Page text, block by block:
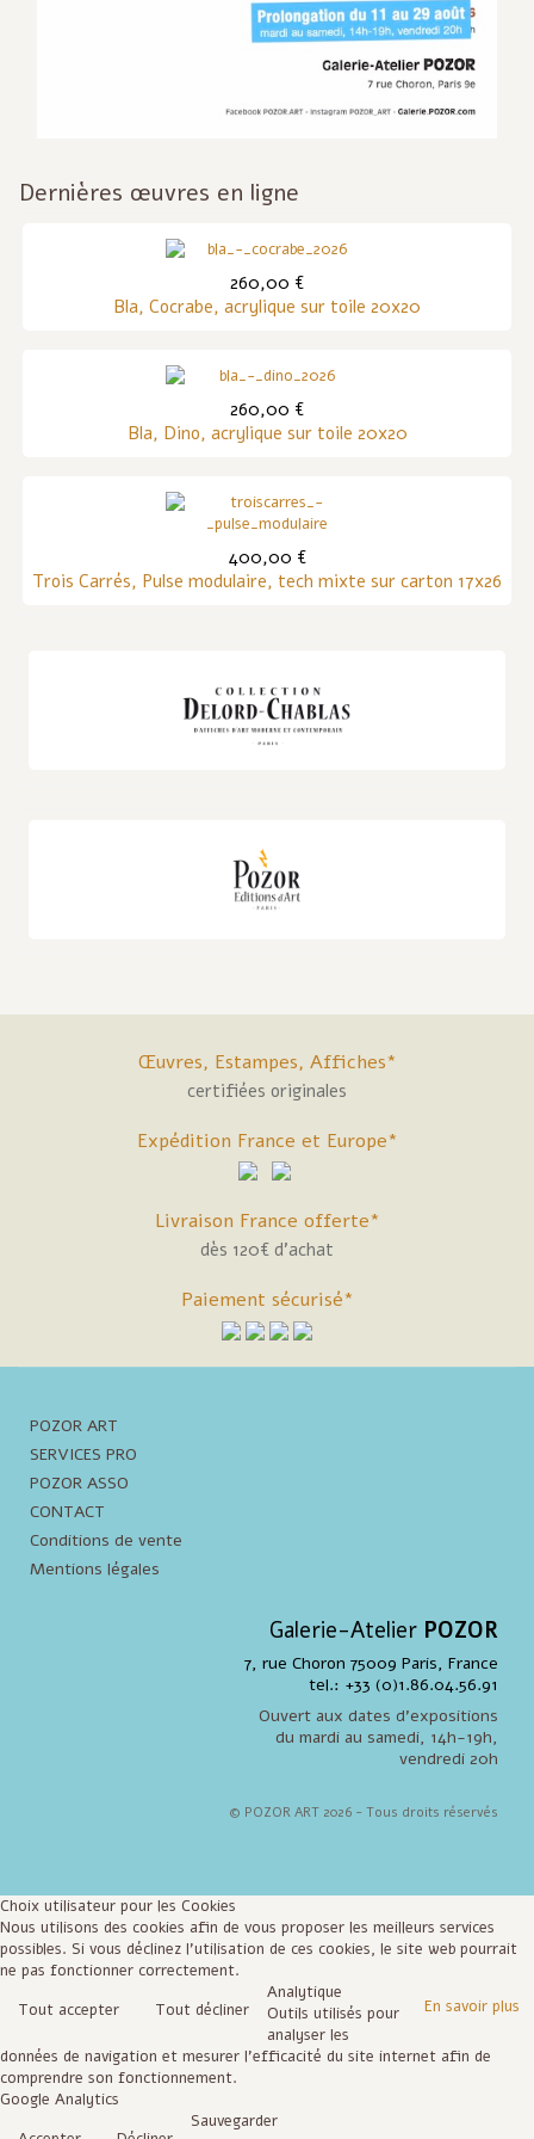
Dernières œuvres en ligne
260,00 €
Bla, Cocrabe, acrylique sur toile 20x20
260,00 €
Bla, Dino, acrylique sur toile 20x20
400,00 €
Trois Carrés, Pulse modulaire, tech mixte sur carton 17x26
Œuvres, Estampes, Affiches*
certifiées originales
Expédition France et Europe*
Livraison France offerte*
dès 120€ d'achat
Paiement sécurisé*
POZOR ART
SERVICES PRO
POZOR ASSO
CONTACT
Conditions de vente
Mentions légales
Galerie-Atelier POZOR
7, rue Choron 75009 Paris, France
tel.: +33 (0)1.86.04.56.91
Ouvert aux dates d'expositions
du mardi au samedi, 14h-19h,
vendredi 20h
© POZOR ART 2026 - Tous droits réservés
Choix utilisateur pour les Cookies
Nous utilisons des cookies afin de vous proposer les meilleurs services
possibles. Si vous déclinez l'utilisation de ces cookies, le site web pourrait
ne pas fonctionner correctement.
Tout accepter
Tout décliner En savoir plus
Analytique
Outils utilisés pour
analyser les
données de navigation et mesurer l'efficacité du site internet afin de
comprendre son fonctionnement.
Google Analytics
Sauvegarder